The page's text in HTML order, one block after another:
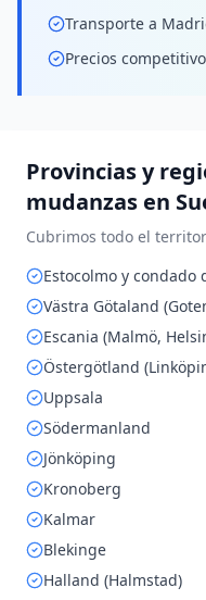
Transporte a
Precios
Provincias y
mudanzas en
Cubrimos todo el
Estocolmo y condado
Västra Götaland
Escania (Malmö,
Östergötland
Uppsala
Södermanland
Jönköping
Kronoberg
Kalmar
Blekinge
Halland (Halmstad)